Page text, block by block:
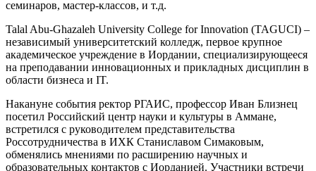
семинаров, мастер-классов, и т.д.
Talal Abu-Ghazaleh University College for Innovation (TAGUCI) –
независимый университетский колледж, первое крупное
академическое учреждение в Иордании, специализирующееся
на преподавании инновационных и прикладных дисциплин в
области бизнеса и IT.
Накануне события ректор РГАИС, профессор Иван Близнец
посетил Российский центр науки и культуры в Аммане,
встретился с руководителем представительства
Россотрудничества в ИХК Станиславом Симаковым,
обменялись мнениями по расширению научных и
образовательных контактов с Иорданией. Участники встречи